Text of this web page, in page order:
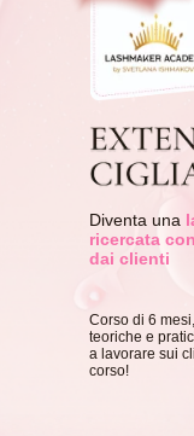
Corso di 6
teoriche e
a lavorare sui
corso!
Diventa una
ricercata
dai clienti